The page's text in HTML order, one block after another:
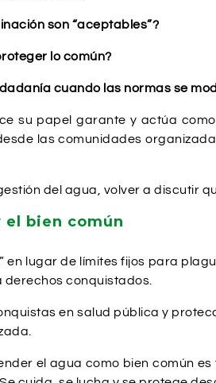
son “aceptables”?
lo común?
cuando las normas se
su papel garante y actúa
las comunidades
del agua, volver a discutir
el bien común
en lugar de límites fijos para
conquistados.
en salud pública y
el agua como bien común